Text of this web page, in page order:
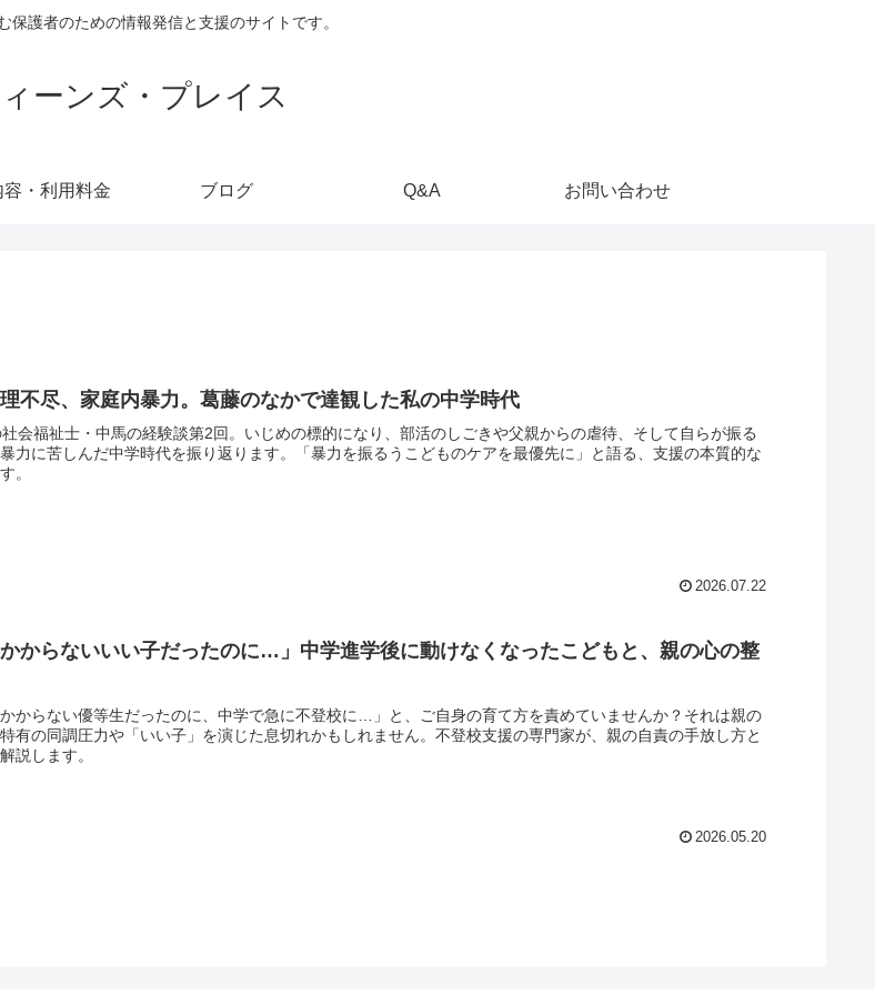
保護者のための情報発信と支援のサイトです。
ーンズ・プレイス
容・利用料金 ブログ Q&A お問い合わせ
不尽、家庭内暴力。葛藤のなかで達観した私の中学時代
会福祉士・中馬の経験談第2回。いじめの標的になり、部活のしごきや父親からの虐待、そして自らが振る
力に苦しんだ中学時代を振り返ります。「暴力を振るうこどものケアを最優先に」と語る、支援の本質的な
。
2026.07.22
かからないいい子だったのに…」中学進学後に動けなくなったこどもと、親の心の整
かからない優等生だったのに、中学で急に不登校に…」と、ご自身の育て方を責めていませんか？それは親の
有の同調圧力や「いい子」を演じた息切れかもしれません。不登校支援の専門家が、親の自責の手放し方と
説します。
2026.05.20